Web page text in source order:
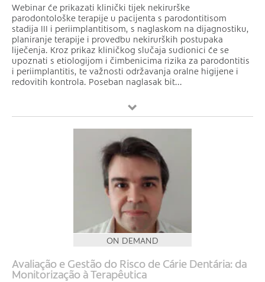
Webinar će prikazati klinički tijek nekirurške
parodontološke terapije u pacijenta s parodontitisom
stadija III i periimplantitisom, s naglaskom na dijagnostiku,
planiranje terapije i provedbu nekirurških postupaka
liječenja. Kroz prikaz kliničkog slučaja sudionici će se
upoznati s etiologijom i čimbenicima rizika za parodontitis
i periimplantitis, te važnosti održavanja oralne higijene i
redovitih kontrola. Poseban naglasak bit...
ON DEMAND
Avaliação e Gestão do Risco de Cárie Dentária: da
Monitorização à Terapêutica